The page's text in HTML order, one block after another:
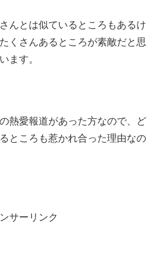
んとは似ているところもあるけ
くさんあるところが素敵だと思
ます。
熱愛報道があった方なので、ど
ところも惹かれ合った理由なの
サーリンク